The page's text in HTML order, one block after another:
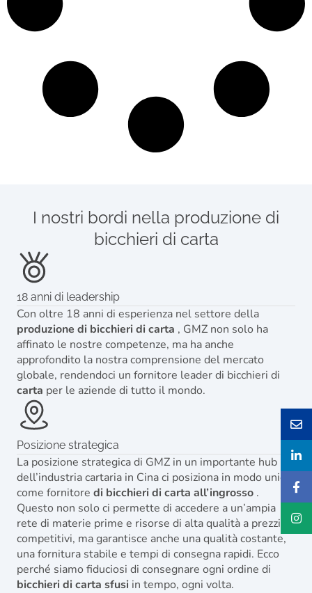
I nostri bordi nella produzione di
bicchieri di carta
18 anni di leadership
Con oltre 18 anni di esperienza nel settore della
produzione di bicchieri di carta , GMZ non solo ha
affinato le nostre competenze, ma ha anche
approfondito la nostra comprensione del mercato
globale, rendendoci un fornitore leader di bicchieri di
carta per le aziende di tutto il mondo.
Posizione strategica
La posizione strategica di GMZ in un importante hub
dell’industria cartaria in Cina ci posiziona in modo unico
come fornitore di bicchieri di carta all’ingrosso .
Questo non solo ci permette di accedere a un’ampia
rete di materie prime e risorse di alta qualità a prezzi
competitivi, ma garantisce anche una qualità costante,
una fornitura stabile e tempi di consegna rapidi. Ecco
perché siamo fiduciosi di consegnare ogni ordine di
bicchieri di carta sfusi in tempo, ogni volta.